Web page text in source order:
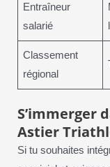
Entraîneur
salarié
Classement
régional
S’immerger
Astier
Si tu souhaites